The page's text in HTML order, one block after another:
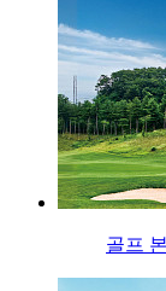
골프